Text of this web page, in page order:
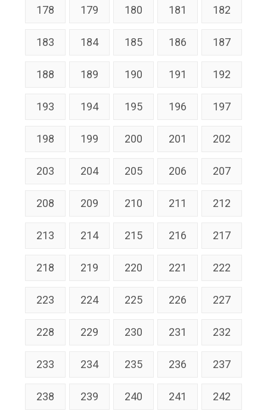
178 179 180 181 182
183 184 185 186 187
188 189 190 191 192
193 194 195 196 197
198 199 200 201 202
203 204 205 206 207
208 209 210 211 212
213 214 215 216 217
218 219 220 221 222
223 224 225 226 227
228 229 230 231 232
233 234 235 236 237
238 239 240 241 242